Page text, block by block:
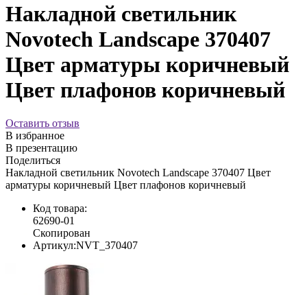
Накладной светильник
Novotech Landscape 370407
Цвет арматуры коричневый
Цвет плафонов коричневый
Оставить отзыв
В избранное
В презентацию
Поделиться
Накладной светильник Novotech Landscape 370407 Цвет
арматуры коричневый Цвет плафонов коричневый
Код товара:
62690-01
Скопирован
Артикул:NVT_370407